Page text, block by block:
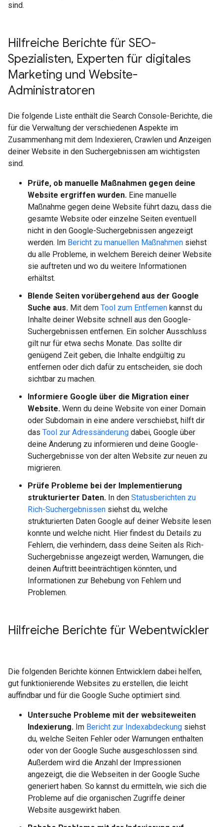
sind.
Hilfreiche Berichte für SEO-
Spezialisten, Experten für digitales
Marketing und Website-
Administratoren
Die folgende Liste enthält die Search Console-Berichte, die
für die Verwaltung der verschiedenen Aspekte im
Zusammenhang mit dem Indexieren, Crawlen und Anzeigen
deiner Website in den Suchergebnissen am wichtigsten
sind.
Prüfe, ob manuelle Maßnahmen gegen deine
Website ergriffen wurden. Eine manuelle
Maßnahme gegen deine Website führt dazu, dass die
gesamte Website oder einzelne Seiten eventuell
nicht in den Google-Suchergebnissen angezeigt
werden. Im Bericht zu manuellen Maßnahmen siehst
du alle Probleme, in welchem Bereich deiner Website
sie auftreten und wo du weitere Informationen
erhältst.
Blende Seiten vorübergehend aus der Google
Suche aus. Mit dem Tool zum Entfernen kannst du
Inhalte deiner Website schnell aus den Google-
Suchergebnissen entfernen. Ein solcher Ausschluss
gilt nur für etwa sechs Monate. Das sollte dir
genügend Zeit geben, die Inhalte endgültig zu
entfernen oder dich dafür zu entscheiden, sie doch
sichtbar zu machen.
Informiere Google über die Migration einer
Website. Wenn du deine Website von einer Domain
oder Subdomain in eine andere verschiebst, hilft dir
das Tool zur Adressänderung dabei, Google über
deine Änderung zu informieren und deine Google-
Suchergebnisse von der alten Website zur neuen zu
migrieren.
Prüfe Probleme bei der Implementierung
strukturierter Daten. In den Statusberichten zu
Rich-Suchergebnissen siehst du, welche
strukturierten Daten Google auf deiner Website lesen
konnte und welche nicht. Hier findest du Details zu
Fehlern, die verhindern, dass deine Seiten als Rich-
Suchergebnisse angezeigt werden, Warnungen, die
deinen Auftritt beeinträchtigen könnten, und
Informationen zur Behebung von Fehlern und
Problemen.
Hilfreiche Berichte für Webentwickler
Die folgenden Berichte können Entwicklern dabei helfen,
gut funktionierende Websites zu erstellen, die leicht
auffindbar und für die Google Suche optimiert sind.
Untersuche Probleme mit der websiteweiten
Indexierung. Im Bericht zur Indexabdeckung siehst
du, welche Seiten Fehler oder Warnungen enthalten
oder von der Google Suche ausgeschlossen sind.
Außerdem wird die Anzahl der Impressionen
angezeigt, die die Webseiten in der Google Suche
generiert haben. So kannst du ermitteln, wie sich die
Probleme auf die organischen Zugriffe deiner
Website ausgewirkt haben.